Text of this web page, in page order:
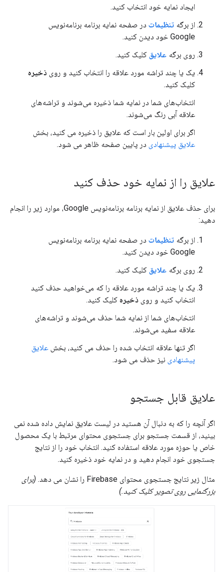
ایجاد نمایه خود انتخاب کنید.
از برگه تنظیمات در صفحه نمایه برنامه برنامه‌نویس
Google خود دیدن کنید.
روی برگه علایق کلیک کنید.
یک یا چند تراشه مورد علاقه را انتخاب کنید و روی ذخیره
کلیک کنید.
انتخاب‌های شما در نمایه شما ذخیره می‌شوند و تراشه‌های
علاقه آبی رنگ می‌شوند.
اگر برای اولین بار است که علایق را ذخیره می کنید، بخش
علایق پیشنهادی در پایین صفحه ظاهر می شود.
علایق را از نمایه خود حذف کنید
برای حذف علایق از نمایه برنامه برنامه‌نویس Google، موارد زیر را انجام
دهید:
از برگه تنظیمات در صفحه نمایه برنامه برنامه‌نویس
Google خود دیدن کنید.
روی برگه علایق کلیک کنید.
یک یا چند تراشه مورد علاقه را که می‌خواهید حذف کنید
انتخاب کنید و روی ذخیره کلیک کنید.
انتخاب‌های شما از نمایه شما حذف می‌شوند و تراشه‌های
علاقه سفید می‌شوند.
اگر تنها علاقه انتخاب شده را حذف می کنید، بخش علایق
پیشنهادی نیز حذف می شود.
علایق قابل جستجو
اگر آنچه را که به دنبال آن هستید در لیست علایق نمایش داده شده نمی
بینید، از قسمت جستجو برای جستجوی محتوای مرتبط با یک محصول
خاص یا حوزه مورد علاقه استفاده کنید. انتخاب خود را از نتایج
جستجوی خود انجام دهید و در نمایه خود ذخیره کنید.
مثال زیر نتایج جستجوی محتوای Firebase را نشان می دهد.
(برای
بزرگنمایی روی تصویر کلیک کنید.)